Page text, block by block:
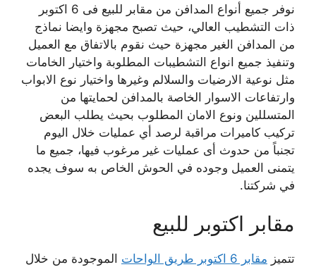
نوفر جميع أنواع المدافن من مقابر للبيع فى 6 اكتوبر
ذات التشطيب العالي، حيث تصبح مجهزة وايضا نماذج
من المدافن الغير مجهزة حيث نقوم بالاتفاق مع العميل
وتنفيذ جميع انواع التشطيبات المطلوبة واختيار الخامات
مثل نوعية الارضيات والسلالم وغيرها واختيار نوع الابواب
وارتفاعات الاسوار الخاصة بالمدافن لحمايتها من
المتسللين ونوع الامان المطلوب بحيث يطلب البعض
تركيب كاميرات مراقبة لرصد أي عمليات خلال اليوم
تجنباً من حدوث أى عمليات غير مرغوب فيها، جميع ما
يتمنى العميل وجوده في الحوش الخاص به سوف يجده
في شركتنا.
مقابر اكتوبر للبيع
تتميز مقابر 6 اكتوبر طريق الواحات
الموجودة من خلال